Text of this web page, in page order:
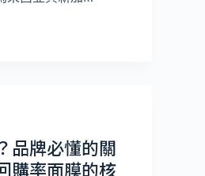
品牌必懂的關
購率面膜的核